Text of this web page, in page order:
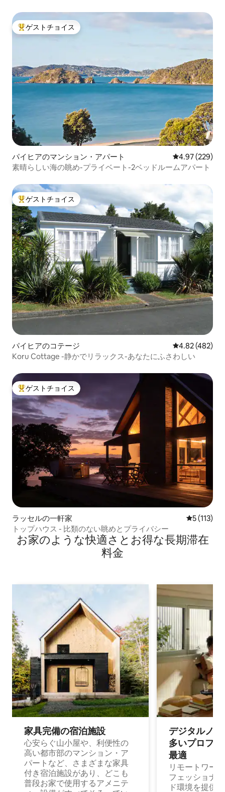
大好評のゲストチョイスです。
ゲストチョイス
パイヒアのマンション・アパート レビュー229
4.97 (229)
素晴らしい海の眺め-プライベート-2ベッドルームアパート
大好評のゲストチョイスです。
ゲストチョイス
パイヒアのコテージ レビュー482
4.82 (482)
Koru Cottage -静かでリラックス-あなたにふさわしい
大好評のゲストチョイスです。
ゲストチョイス
ラッセルの一軒家 レビュー
5 (113)
トップハウス - 比類のない眺めとプライバシー
お家のような快⁠適⁠さ⁠とお⁠得⁠な長⁠期⁠滞⁠在
料⁠金
家具完備の宿⁠泊⁠施⁠設
心安らぐ山小屋や、利便性の
高い都市部のマンション・ア
パートなど、さまざまな家具
付き宿泊施設があり、どこも
普段お家で使用するアメニテ
デジタルノ
多⁠いプ⁠ロ⁠フ⁠
最⁠適
リモートワー
フェッショナ
ド環境を提供